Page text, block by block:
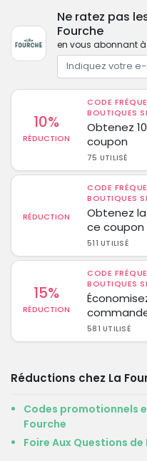
Ne ratez pas
Fourche
en vous abonnant à
10%
RÉDUCTION
CODE
BOUTIQUES
Obtenez
coupon
75 UTILISÉ
RÉDUCTION
CODE
BOUTIQUES
Obtenez
ce coupon
511 UTILISÉ
15%
RÉDUCTION
CODE
BOUTIQUES
581 UTILISÉ
Réductions chez La
Codes promotionnels
Fourche
Foire Aux Questions de